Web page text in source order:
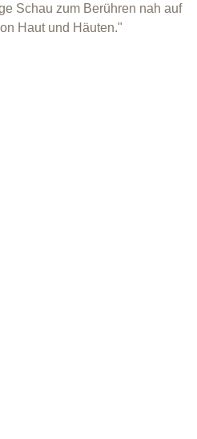
Schau zum Berühren nah auf
Haut und Häuten."